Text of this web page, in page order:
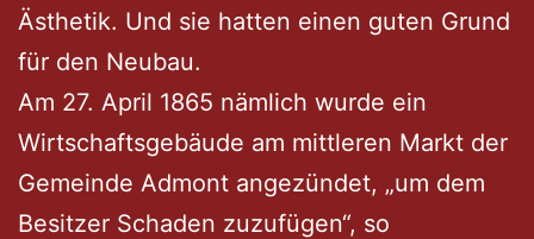
Ästhetik. Und sie hatten einen guten Grund
für den Neubau.
Am 27. April 1865 nämlich wurde ein
Wirtschaftsgebäude am mittleren Markt der
Gemeinde Admont angezündet, „um dem
Besitzer Schaden zuzufügen“, so